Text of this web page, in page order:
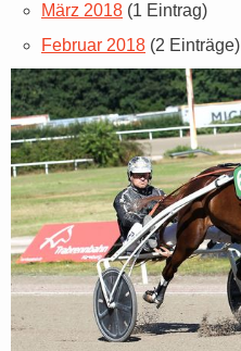
März 2018 (1 Eintrag)
Februar 2018 (2 Einträge)